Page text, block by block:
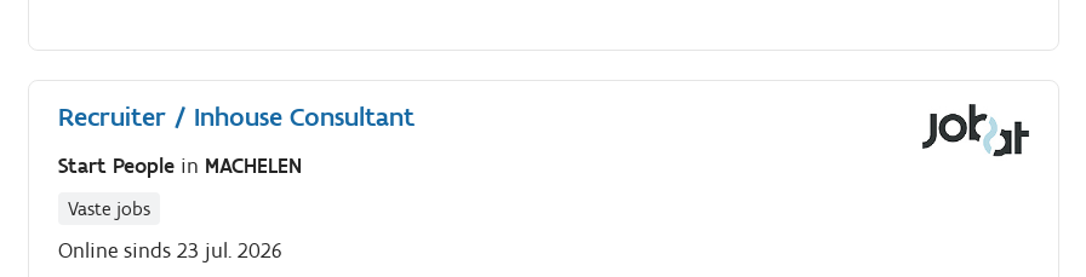
Recruiter / Inhouse Consultant
Start People in MACHELEN
Vaste jobs
Online sinds 23 jul. 2026